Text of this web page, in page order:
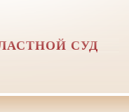
СУД